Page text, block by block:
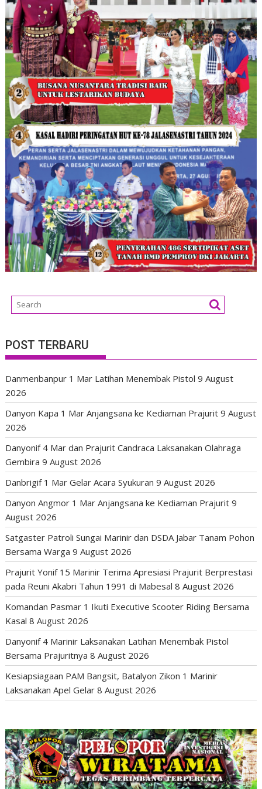
POST TERBARU
Danmenbanpur 1 Mar Latihan Menembak Pistol 9 August
2026
Danyon Kapa 1 Mar Anjangsana ke Kediaman Prajurit 9 August
2026
Danyonif 4 Mar dan Prajurit Candraca Laksanakan Olahraga
Gembira 9 August 2026
Danbrigif 1 Mar Gelar Acara Syukuran 9 August 2026
Danyon Angmor 1 Mar Anjangsana ke Kediaman Prajurit 9
August 2026
Satgaster Patroli Sungai Marinir dan DSDA Jabar Tanam Pohon
Bersama Warga 9 August 2026
Prajurit Yonif 15 Marinir Terima Apresiasi Prajurit Berprestasi
pada Reuni Akabri Tahun 1991 di Mabesal 8 August 2026
Komandan Pasmar 1 Ikuti Executive Scooter Riding Bersama
Kasal 8 August 2026
Danyonif 4 Marinir Laksanakan Latihan Menembak Pistol
Bersama Prajuritnya 8 August 2026
Kesiapsiagaan PAM Bangsit, Batalyon Zikon 1 Marinir
Laksanakan Apel Gelar 8 August 2026